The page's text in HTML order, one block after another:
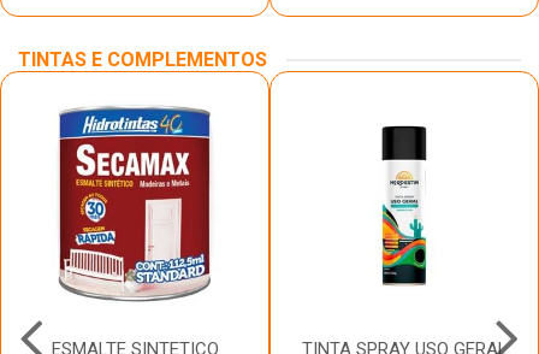
TINTAS E COMPLEMENTOS
ESMALTE SINTETICO TINTA SPRAY USO GERAL